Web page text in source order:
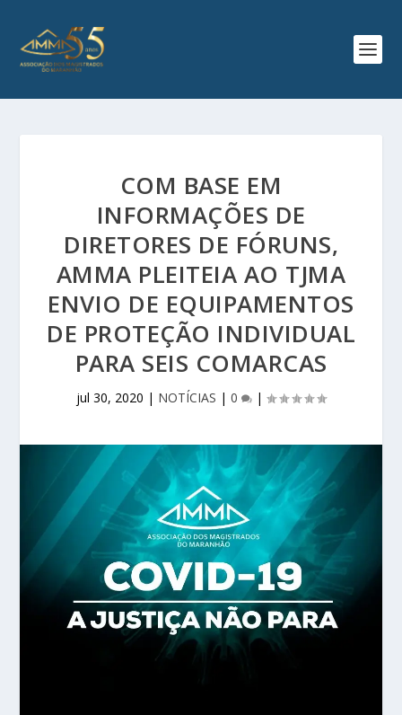
COM BASE EM
INFORMAÇÕES DE
DIRETORES DE FÓRUNS,
AMMA PLEITEIA AO TJMA
ENVIO DE EQUIPAMENTOS
DE PROTEÇÃO INDIVIDUAL
PARA SEIS COMARCAS
jul 30, 2020 | NOTÍCIAS | 0 |